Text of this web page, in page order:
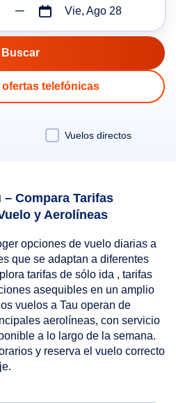
Vie, Ago 28
ofertas telefónicas
Vuelos directos
– Compara Tarifas
y Aerolíneas
opciones de vuelo diarias a
que se adaptan a diferentes
tarifas de sólo ida , tarifas
asequibles en un amplio
vuelos a Tau operan de
aerolíneas, con servicio
a lo largo de la semana.
y reserva el vuelo correcto